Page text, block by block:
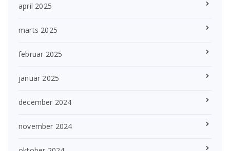
april 2025
marts 2025
februar 2025
januar 2025
december 2024
november 2024